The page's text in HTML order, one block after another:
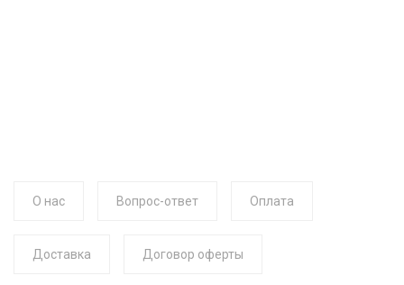
О нас Вопрос-ответ Оплата
Доставка Договор оферты